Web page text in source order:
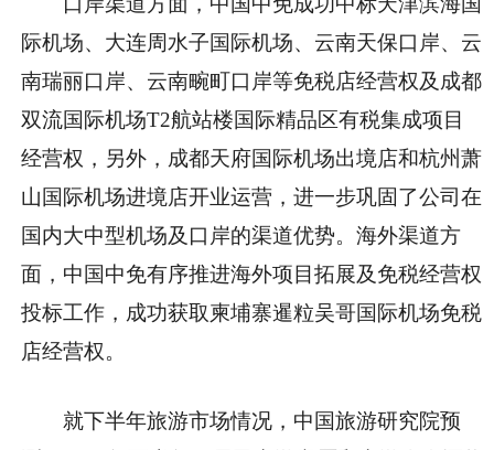
际机场、大连周水子国际机场、云南天保口岸、云
南瑞丽口岸、云南畹町口岸等免税店经营权及成都
双流国际机场T2航站楼国际精品区有税集成项目
经营权，另外，成都天府国际机场出境店和杭州萧
山国际机场进境店开业运营，进一步巩固了公司在
国内大中型机场及口岸的渠道优势。海外渠道方
面，中国中免有序推进海外项目拓展及免税经营权
投标工作，成功获取柬埔寨暹粒吴哥国际机场免税
店经营权。
就下半年旅游市场情况，中国旅游研究院预